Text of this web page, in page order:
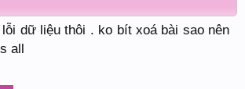
dữ liệu thôi . ko bít xoá bài sao nên
all